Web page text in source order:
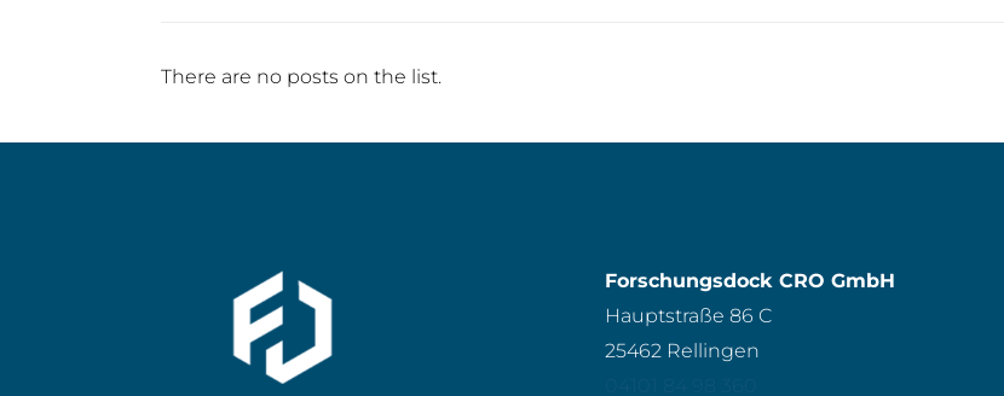
There are no posts on the list.
Forschungsdock CRO GmbH
Hauptstraße 86 C
25462 Rellingen